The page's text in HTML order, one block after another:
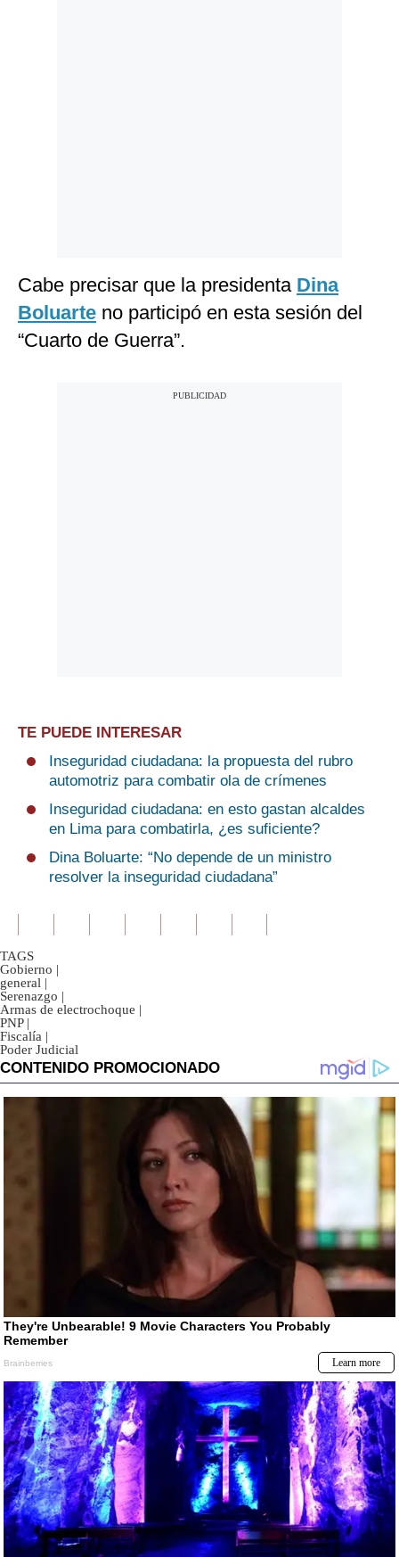
Cabe precisar que la presidenta Dina
Boluarte no participó en esta sesión del
“Cuarto de Guerra”.
TE PUEDE INTERESAR
Inseguridad ciudadana: la propuesta del rubro
automotriz para combatir ola de crímenes
Inseguridad ciudadana: en esto gastan alcaldes
en Lima para combatirla, ¿es suficiente?
Dina Boluarte: “No depende de un ministro
resolver la inseguridad ciudadana”
TAGS
Gobierno |
general |
Serenazgo |
Armas de electrochoque |
PNP |
Fiscalía |
Poder Judicial